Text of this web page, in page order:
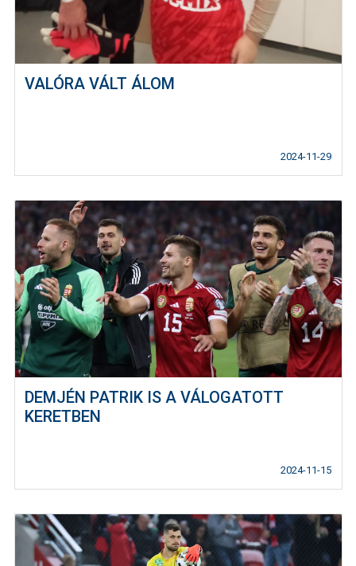
VALÓRA VÁLT ÁLOM
2024-11-29
DEMJÉN PATRIK IS A VÁLOGATOTT
KERETBEN
2024-11-15